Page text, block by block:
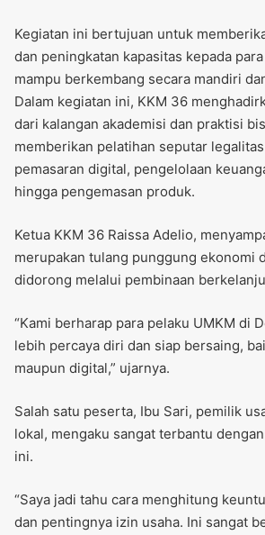
Kegiatan ini bertujuan untuk
dan peningkatan kapasitas kepada
mampu berkembang secara mandiri
Dalam kegiatan ini, KKM 36
dari kalangan akademisi dan praktisi
memberikan pelatihan seputar
pemasaran digital, pengelolaan
hingga pengemasan produk.
Ketua KKM 36 Raissa Adelio,
merupakan tulang punggung ekonomi
didorong melalui pembinaan
“Kami berharap para pelaku UMKM di
lebih percaya diri dan siap bersaing,
maupun digital,” ujarnya.
Salah satu peserta, Ibu Sari, pemilik
lokal, mengaku sangat terbantu
ini.
“Saya jadi tahu cara menghitung
dan pentingnya izin usaha. Ini sangat